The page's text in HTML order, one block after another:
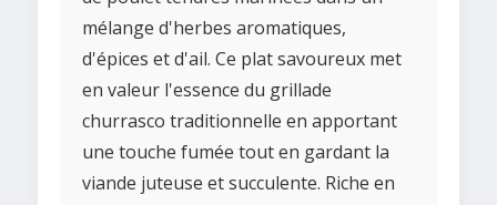
mélange d'herbes aromatiques,
d'épices et d'ail. Ce plat savoureux met
en valeur l'essence du grillade
churrasco traditionnelle en apportant
une touche fumée tout en gardant la
viande juteuse et succulente. Riche en